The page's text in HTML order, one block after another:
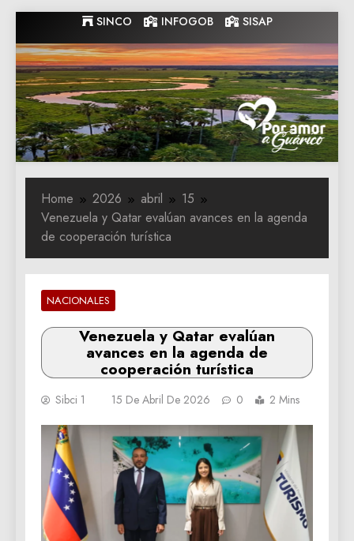
to
content
SINCO INFOGOB SISAP
Gobernacion
de Guarico
Gobernacion de Guarico
Home 2026 abril
15
Venezuela y Qatar evalúan avances en la agenda
de cooperación turística
NACIONALES
Venezuela y Qatar evalúan
avances en la agenda de
cooperación turística
Sibci 1 15 De Abril De 2026 0 2 Mins